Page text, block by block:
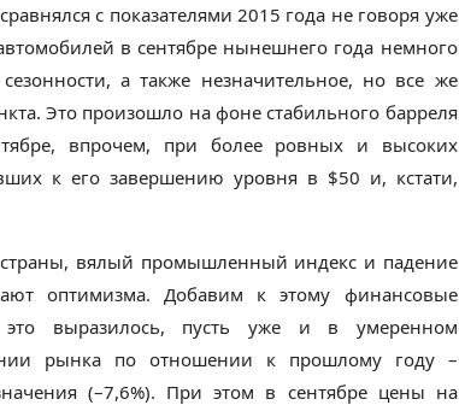
с показателями 2015 года не говоря уже
в сентябре нынешнего года немного
а также незначительное, но все же
Это произошло на фоне стабильного барреля
впрочем, при более ровных и высоких
к его завершению уровня в $50 и, кстати,
вялый промышленный индекс и падение
оптимизма. Добавим к этому финансовые
это выразилось, пусть уже и в умеренном
рынка по отношении к прошлому году –
(–7,6%). При этом в сентябре цены на